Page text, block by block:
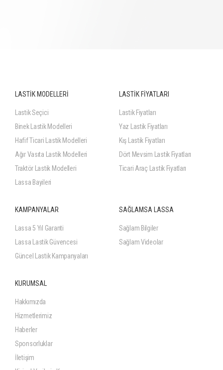
LASTİK MODELLERİ
Lastik Seçici
Binek Lastik Modelleri
Hafif Ticari Lastik Modelleri
Ağır Vasıta Lastik Modelleri
Traktör Lastik Modelleri
Lassa Bayileri
LASTİK FİYATLARI
Lastik Fiyatları
Yaz Lastik Fiyatları
Kış Lastik Fiyatları
Dört Mevsim Lastik Fiyatları
Ticari Araç Lastik Fiyatları
KAMPANYALAR
Lassa 5 Yıl Garanti
Lassa Lastik Güvencesi
Güncel Lastik Kampanyaları
SAĞLAMSA LASSA
Sağlam Bilgiler
Sağlam Videolar
KURUMSAL
Hakkımızda
Hizmetlerimiz
Haberler
Sponsorluklar
İletişim